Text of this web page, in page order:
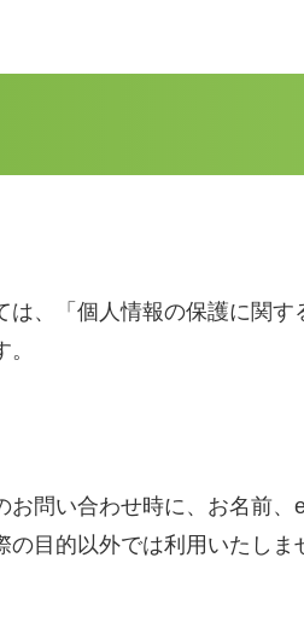
は、「個人情報の保護に関
お問い合わせ時に、お名前
目的以外では利用いたしま